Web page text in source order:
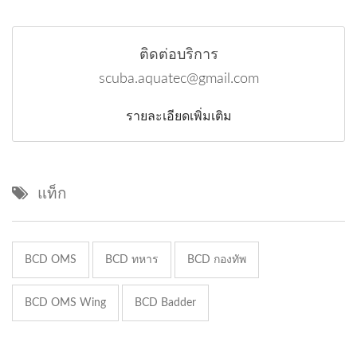
ติดต่อบริการ
scuba.aquatec@gmail.com
รายละเอียดเพิ่มเติม
แท็ก
BCD OMS BCD ทหาร BCD กองทัพ
BCD OMS Wing BCD Badder